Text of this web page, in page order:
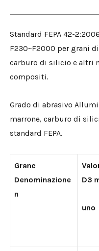
Standard FEPA 42-
F230~F2000 per grani
carburo di silicio e altri
compositi.
Grado di abrasivo
marrone, carburo di
standard FEPA.
Grane
Denominazione
n
D3
uno